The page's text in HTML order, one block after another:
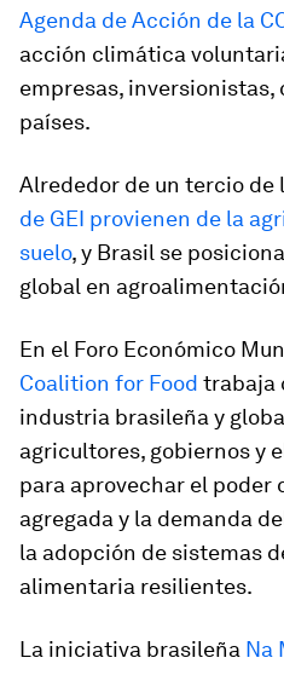
Agenda de Acción de la
acción climática
empresas, inversionistas,
países.
Alrededor de un tercio de
de GEI provienen de la
suelo, y Brasil se
global en
En el Foro Económico
Coalition for Food trabaja
industria brasileña y
agricultores, gobiernos y
para aprovechar el poder
agregada y la demanda
la adopción de sistemas
alimentaria resilientes.
La iniciativa brasileña Na